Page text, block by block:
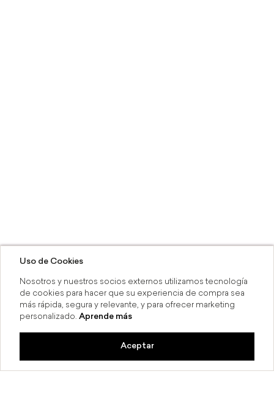
Uso de Cookies
Nosotros y nuestros socios externos utilizamos tecnología
de cookies para hacer que su experiencia de compra sea
más rápida, segura y relevante, y para ofrecer marketing
personalizado. Aprende más
Aceptar
6 MSI Compra en línea y recoge en